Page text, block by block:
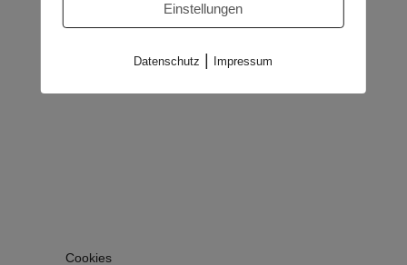
Cookies
Einstellungen
Datenschutz Impressum